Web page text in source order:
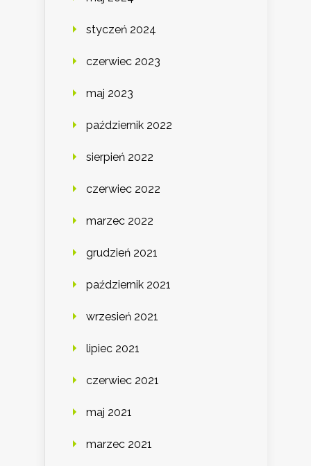
styczeń 2024
czerwiec 2023
maj 2023
październik 2022
sierpień 2022
czerwiec 2022
marzec 2022
grudzień 2021
październik 2021
wrzesień 2021
lipiec 2021
czerwiec 2021
maj 2021
marzec 2021